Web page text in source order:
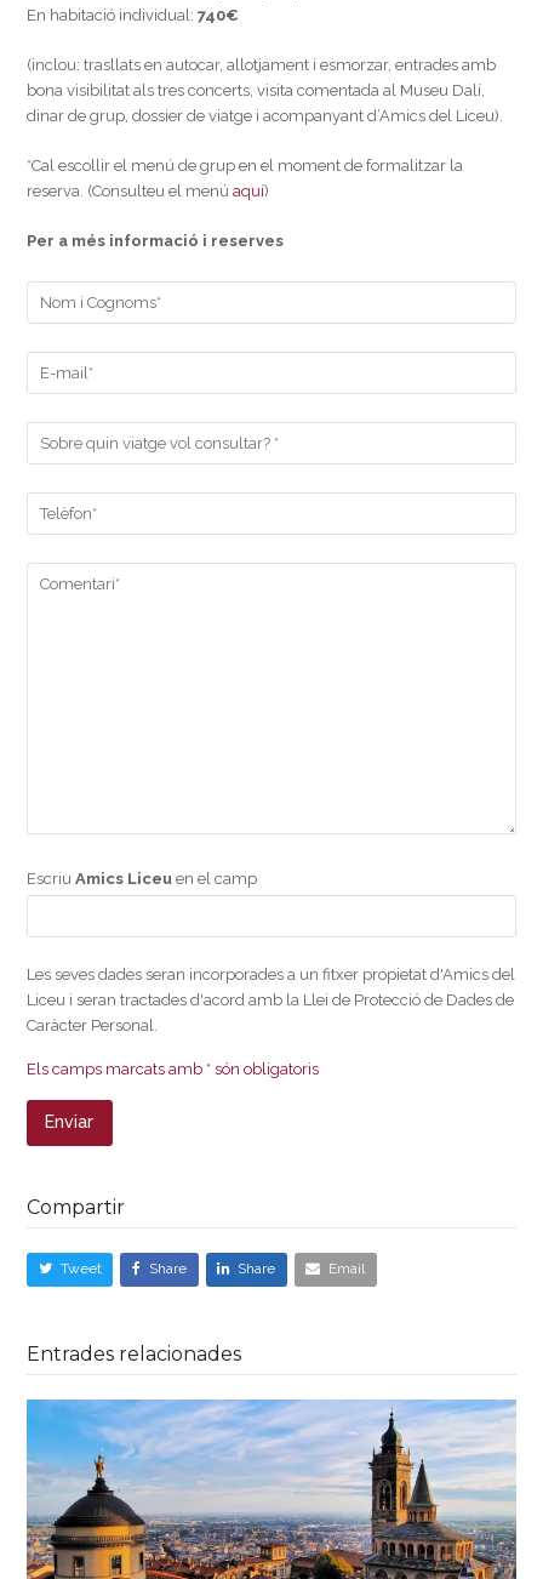
En habitació individual:740€
(inclou: trasllats en autocar, allotjament i esmorzar, entrades amb
bona visibilitat als tres concerts, visita comentada al Museu Dalí,
dinar de grup, dossier de viatge i acompanyant d’Amics del Liceu).
*Cal escollir el menú de grup en el moment de formalitzar la
reserva. (Consulteu el menú aquí)
Per a més informació i reserves
EscriuAmics Liceu en el camp
Les seves dades seran incorporades a un fitxer propietat d'Amics del
Liceu i seran tractades d'acord amb la Llei de Protecció de Dades de
Caràcter Personal.
Els camps marcats amb * són obligatoris
Compartir
Tweet Share Share Email
Entrades relacionades